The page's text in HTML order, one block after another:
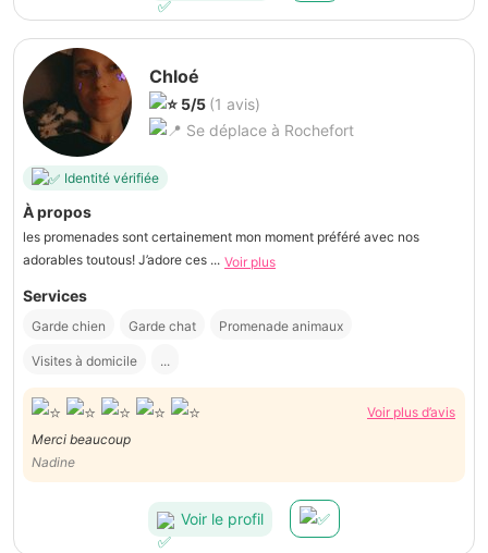
Chloé
5/5 (1 avis)
Se déplace à Rochefort
Identité vérifiée
À propos
les promenades sont certainement mon moment préféré avec nos
adorables toutous! J’adore ces ... Voir plus
Services
Garde chien Garde chat Promenade animaux
Visites à domicile ...
Voir plus d’avis
Merci beaucoup
Nadine
Voir le profil